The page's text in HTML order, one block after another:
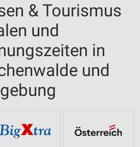
& Tourismus
und
in
und